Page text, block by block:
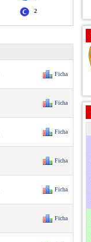
2
Ficha
Ficha
Ficha
Ficha
Ficha
Ficha